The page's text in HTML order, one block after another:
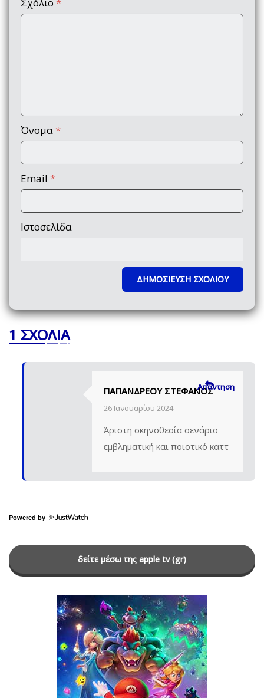
Όνομα *
Email *
Ιστοσελίδα
1 ΣΧΌΛΙΑ
ΠΑΠΑΝΔΡΈΟΥ ΣΤΕΦΑΝΟΣ
26 Ιανουαρίου 2024
Άριστη σκηνοθεσία σενάριο
εμβληματική και ποιοτικό καττ
Απάντηση
Powered by
δείτε μέσω της apple tv (gr)